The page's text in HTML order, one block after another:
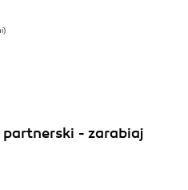
partnerski - zarabiaj